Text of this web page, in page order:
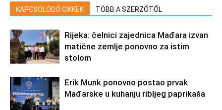
KAPCSOLÓDÓ CIKKEK TÖBB A SZERZŐTŐL
Rijeka: čelnici zajednica Mađara izvan
matične zemlje ponovno za istim
stolom
Erik Munk ponovno postao prvak
Mađarske u kuhanju ribljeg paprikaša